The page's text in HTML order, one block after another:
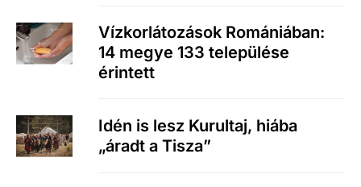
Vízkorlátozások Romániában:
14 megye 133 települése
érintett
Idén is lesz Kurultaj, hiába
„áradt a Tisza”